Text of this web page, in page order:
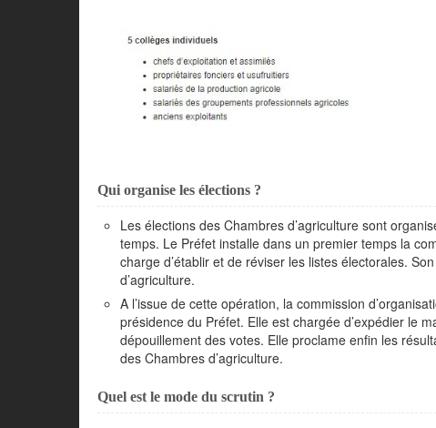
Qui organise les élections ?
Les élections des Chambres d’agriculture sont
temps. Le Préfet installe dans un premier temps la
charge d’établir et de réviser les listes électorales.
d’agriculture.
A l’issue de cette opération, la commission
présidence du Préfet. Elle est chargée d’expédier le
dépouillement des votes. Elle proclame enfin les
des Chambres d’agriculture.
Quel est le mode du scrutin ?